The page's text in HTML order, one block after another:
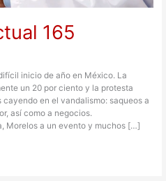
165
inicio de año en México. La
un 20 por ciento y la protesta
en el vandalismo: saqueos a
así como a negocios.
Morelos a un evento y muchos […]